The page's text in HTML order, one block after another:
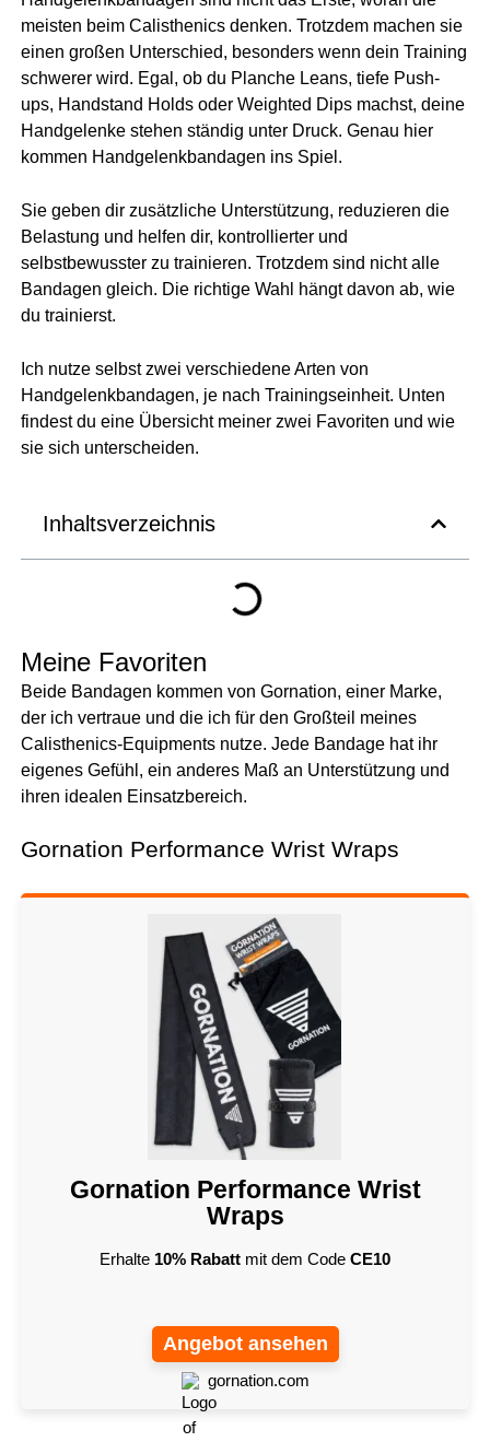
meisten beim Calisthenics denken. Trotzdem machen sie
einen großen Unterschied, besonders wenn dein Training
schwerer wird. Egal, ob du Planche Leans, tiefe Push-
ups, Handstand Holds oder Weighted Dips machst, deine
Handgelenke stehen ständig unter Druck. Genau hier
kommen Handgelenkbandagen ins Spiel.
Sie geben dir zusätzliche Unterstützung, reduzieren die
Belastung und helfen dir, kontrollierter und
selbstbewusster zu trainieren. Trotzdem sind nicht alle
Bandagen gleich. Die richtige Wahl hängt davon ab, wie
du trainierst.
Ich nutze selbst zwei verschiedene Arten von
Handgelenkbandagen, je nach Trainingseinheit. Unten
findest du eine Übersicht meiner zwei Favoriten und wie
sie sich unterscheiden.
Inhaltsverzeichnis
Meine Favoriten
Beide Bandagen kommen von Gornation, einer Marke,
der ich vertraue und die ich für den Großteil meines
Calisthenics-Equipments nutze. Jede Bandage hat ihr
eigenes Gefühl, ein anderes Maß an Unterstützung und
ihren idealen Einsatzbereich.
Gornation Performance Wrist Wraps
Gornation Performance Wrist
Wraps
Erhalte 10% Rabatt mit dem Code CE10
Angebot ansehen
gornation.com